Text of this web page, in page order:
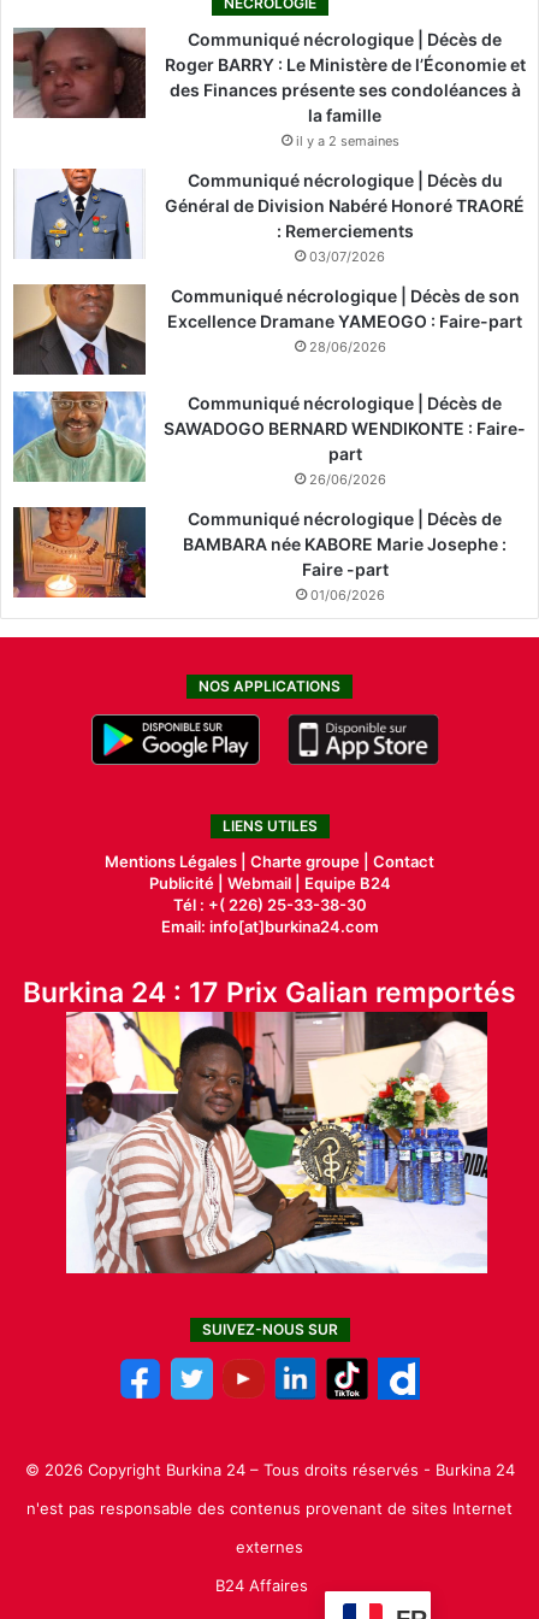
Communiqué nécrologique | Décès de
Roger BARRY : Le Ministère de l’Économie et
des Finances présente ses condoléances à
la famille
il y a 2 semaines
Communiqué nécrologique | Décès du
Général de Division Nabéré Honoré TRAORÉ
: Remerciements
03/07/2026
Communiqué nécrologique | Décès de son
Excellence Dramane YAMEOGO : Faire-part
28/06/2026
Communiqué nécrologique | Décès de
SAWADOGO BERNARD WENDIKONTE : Faire-
part
26/06/2026
Communiqué nécrologique | Décès de
BAMBARA née KABORE Marie Josephe :
Faire -part
01/06/2026
NOS APPLICATIONS
LIENS UTILES
Mentions Légales | Charte groupe | Contact
Publicité| Webmail |
Equipe B24
Tél : +( 226) 25-33-38-30
Email: info[at]burkina24.com
Burkina 24 : 17 Prix Galian remportés
SUIVEZ-NOUS SUR
© 2026 Copyright Burkina 24 – Tous droits réservés - Burkina 24
n'est pas responsable des contenus provenant de sites Internet
externes
B24 Affaires